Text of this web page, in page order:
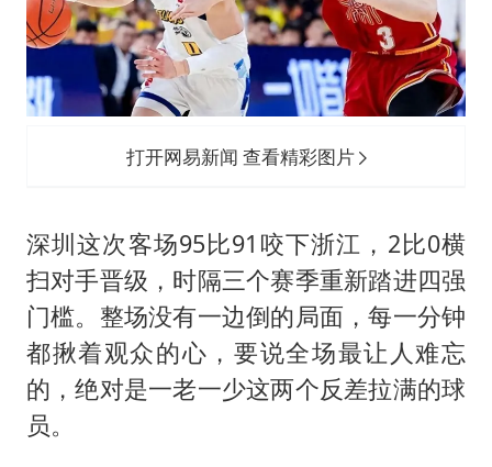
打开网易新闻 查看精彩图片
深圳这次客场95比91咬下浙江，2比0横
扫对手晋级，时隔三个赛季重新踏进四强
门槛。整场没有一边倒的局面，每一分钟
都揪着观众的心，要说全场最让人难忘
的，绝对是一老一少这两个反差拉满的球
员。